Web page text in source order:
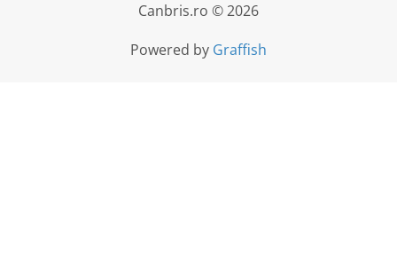
Canbris.ro © 2026
Powered by Graffish